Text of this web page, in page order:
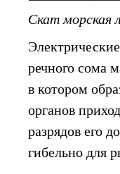
Скат морская
речного сома
в котором
органов
разрядов его
гибельно для